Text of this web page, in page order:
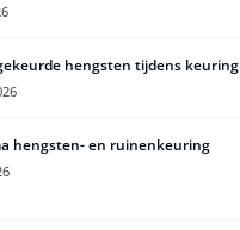
hengsten tijdens keuring
hengsten- en ruinenkeuring